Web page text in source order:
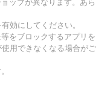
ップが異なります。あら
効にしてください。
をブロックするアプリを
用できなくなる場合がご